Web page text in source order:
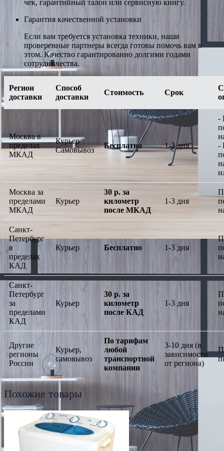
чек, гарантийный талон или сервисную книгу.
Гарантия качественной установки
Если вам требуется установка техники, наши
проверенные партнеры всегда готовы помочь вам в
этом. Качество гарантированно долгими годами
сотрудничества.
Регион
доставки
Способ
доставки
Стоимость Срок
Москва в
пределах
МКАД
Курьер
Самовывоз
Бесплатно 1-3 дня
-
-
Москва за
пределами
МКАД
Курьер
30 р. за
километр
после МКАД
1-3 дня
Санкт-
Петербург
в
пределах
КАД
Курьер Бесплатно 1-3 дня
Санкт-
Петербург
за
пределами
КАД
Курьер
30 р. за
километр
после КАД
1-3 дня
Другие
регионы
России
Курьер,
самовывоз
По тарифам
любой
транспортной
компании
3-10 дня (в
зависимости
от региона)
Похожие товары